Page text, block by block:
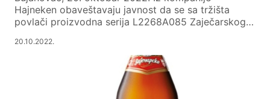
Hajneken obaveštavaju javnost da se sa tržišta
povlači proizvodna serija L2268A085 Zaječarskog…
20.10.2022.